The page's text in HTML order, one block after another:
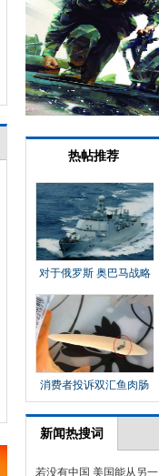
新闻热搜词
若没有中国 美国能从另一